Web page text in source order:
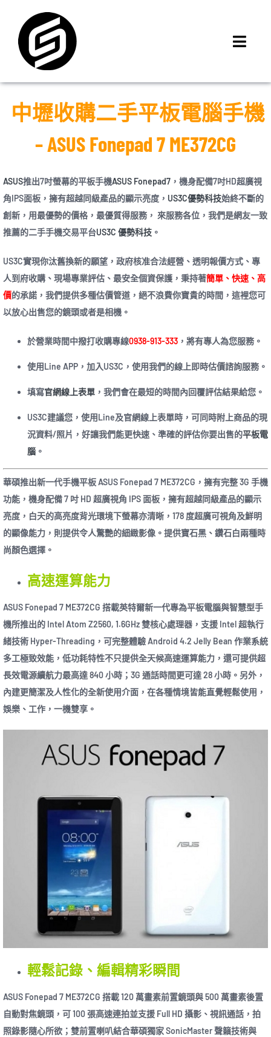
content
門市據點
iMCheck APP
iPhone 回收價
MSI 舊換新
最新資訊
聯絡我們
中壢收購二手平板電腦手機
– ASUS Fonepad 7 ME372CG
ASUS推出7吋螢幕的平板手機ASUS Fonepad7，機身配備7吋HD超廣視
角IPS面板，擁有超越同級產品的顯示亮度， US3C優勢科技始終不斷的
創新，用最優勢的價格，最優質得服務， 來服務各位，我們是網友一致
推薦的二手手機交易平台US3C 優勢科技。
US3C實現你汰舊換新的願望，政府核准合法經營、透明報價方式、專
人到府收購、現場專業評估、最安全個資保護，秉持著簡單、快速、高
價的承諾，我們提供多種估價管道，絕不浪費你寶貴的時間，這裡您可
以放心出售您的鏡頭或者是相機。
於營業時間中撥打收購專線0938-913-333，將有專人為您服務。
使用Line APP，加入US3C，使用我們的線上即時估價諮詢服務。
填寫官網線上表單，我們會在最短的時間內回覆評估結果給您。
US3C建議您，使用Line及官網線上表單時，可同時附上商品的現
況資料/照片，好讓我們能更快速、準確的評估你要出售的平板電
腦。
華碩推出新一代手機平板 ASUS Fonepad 7 ME372CG，擁有完整 3G 手機
功能，機身配備 7 吋 HD 超廣視角 IPS 面板，擁有超越同級產品的顯示
亮度，白天的高亮度背光環境下螢幕亦清晰，178 度超廣可視角及鮮明
的顯像能力，則提供令人驚艷的細緻影像。提供寶石黑、鑽石白兩種時
尚顏色選擇。
高速運算能力
ASUS Fonepad 7 ME372CG 搭載英特爾新一代專為平板電腦與智慧型手
機所推出的 Intel Atom Z2560, 1.6GHz 雙核心處理器，支援 Intel 超執行
緒技術 Hyper-Threading，可完整體驗 Android 4.2 Jelly Bean 作業系統
多工極致效能，低功耗特性不只提供全天候高速運算能力，還可提供超
長效電源續航力最高達 840 小時；3G 通話時間更可達 28 小時。另外，
內建更簡潔及人性化的全新使用介面，在各種情境皆能直覺輕鬆使用，
娛樂、工作，一機雙享。
輕鬆記錄、編輯精彩瞬間
ASUS Fonepad 7 ME372CG 搭載 120 萬畫素前置鏡頭與 500 萬畫素後置
自動對焦鏡頭，可 100 張高速連拍並支援 Full HD 攝影、視訊通話，拍
照錄影隨心所欲；雙前置喇叭結合華碩獨家 SonicMaster 聲籟技術與